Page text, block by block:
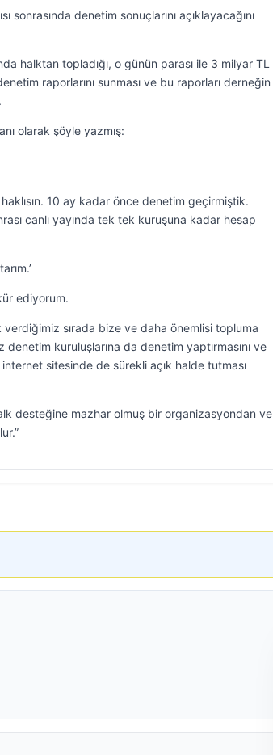
sonrasında denetim sonuçlarını açıklayacağını
halktan topladığı, o günün parası ile 3 milyar TL
raporlarını sunması ve bu raporları derneğin
olarak şöyle yazmış:
10 ay kadar önce denetim geçirmiştik.
canlı yayında tek tek kuruşuna kadar hesap
ediyorum.
verdiğimiz sırada bize ve daha önemlisi topluma
kuruluşlarına da denetim yaptırmasını ve
sitesinde de sürekli açık halde tutması
desteğine mazhar olmuş bir organizasyondan ve